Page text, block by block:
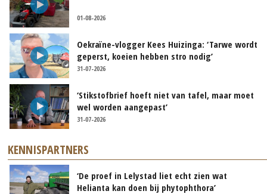
01-08-2026
Oekraïne-vlogger Kees Huizinga: ‘Tarwe wordt
geperst, koeien hebben stro nodig’
31-07-2026
‘Stikstofbrief hoeft niet van tafel, maar moet
wel worden aangepast’
31-07-2026
KENNISPARTNERS
‘De proef in Lelystad liet echt zien wat
Helianta kan doen bij phytophthora’